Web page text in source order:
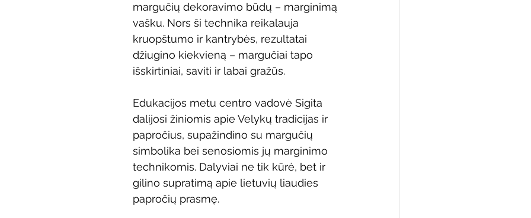
Žymios datos Mobilioji biblioteka
margučių dekoravimo būdų – marginimą
vašku. Nors ši technika reikalauja
kruopštumo ir kantrybės, rezultatai
džiugino kiekvieną – margučiai tapo
išskirtiniai, saviti ir labai gražūs.
Edukacijos metu centro vadovė Sigita
dalijosi žiniomis apie Velykų tradicijas ir
papročius, supažindino su margučių
simbolika bei senosiomis jų marginimo
technikomis. Dalyviai ne tik kūrė, bet ir
gilino supratimą apie lietuvių liaudies
papročių prasmę.